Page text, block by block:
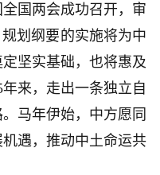
国两会成功召开，审
划纲要的实施将为中
坚实基础，也将惠及
来，走出一条独立自
马年伊始，中方愿同
遇，推动中土命运共